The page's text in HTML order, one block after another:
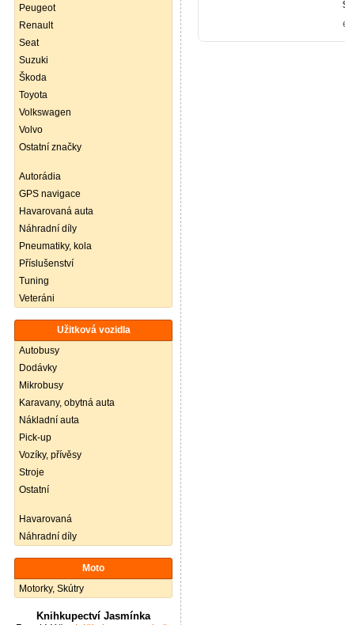
Peugeot
Renault
Seat
Suzuki
Škoda
Toyota
Volkswagen
Volvo
Ostatní značky
Autorádia
GPS navigace
Havarovaná auta
Náhradní díly
Pneumatiky, kola
Příslušenství
Tuning
Veteráni
Užitková vozidla
Autobusy
Dodávky
Mikrobusy
Karavany, obytná auta
Nákladní auta
Pick-up
Vozíky, přívěsy
Stroje
Ostatní
Havarovaná
Náhradní díly
Moto
Motorky, Skútry
Knihkupectví Jasmínka